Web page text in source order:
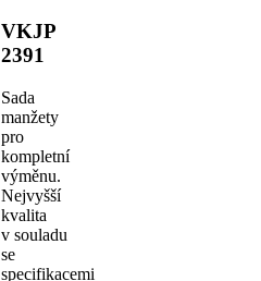
VKJP
2391
Sada
manžety
pro
kompletní
výměnu.
Nejvyšší
kvalita
v souladu
se
specifikacemi